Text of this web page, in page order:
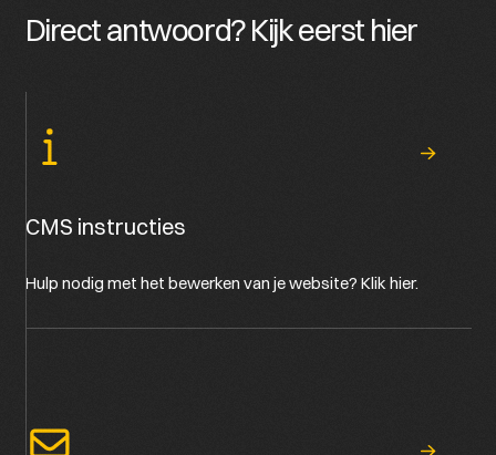
Direct antwoord? Kijk eerst hier
CMS instructies
Hulp nodig met het bewerken van je website? Klik hier.